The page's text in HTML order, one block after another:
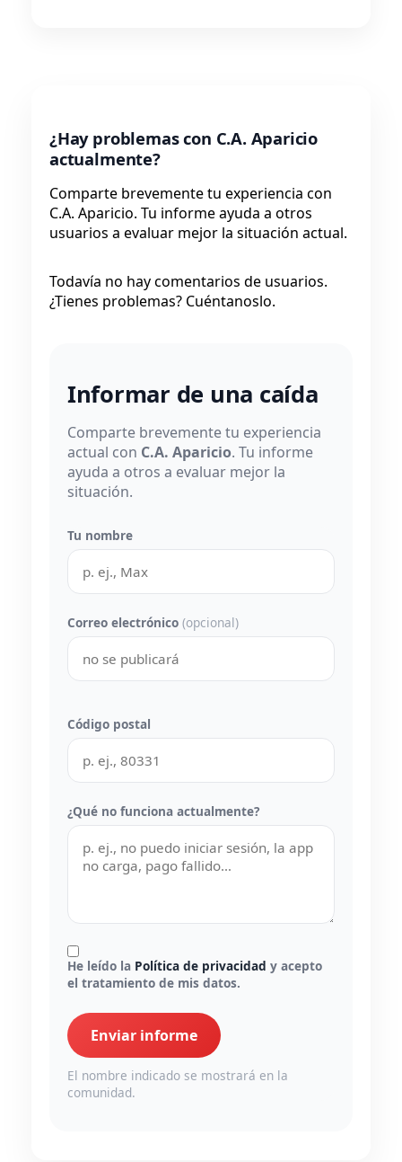
¿Hay problemas con C.A. Aparicio
actualmente?
Comparte brevemente tu experiencia con
C.A. Aparicio. Tu informe ayuda a otros
usuarios a evaluar mejor la situación actual.
Todavía no hay comentarios de usuarios.
¿Tienes problemas? Cuéntanoslo.
Informar de una caída
Comparte brevemente tu experiencia
actual con C.A. Aparicio. Tu informe
ayuda a otros a evaluar mejor la
situación.
Tu nombre
Correo electrónico (opcional)
Código postal
¿Qué no funciona actualmente?
He leído la Política de privacidad y acepto
el tratamiento de mis datos.
Enviar informe
El nombre indicado se mostrará en la
comunidad.